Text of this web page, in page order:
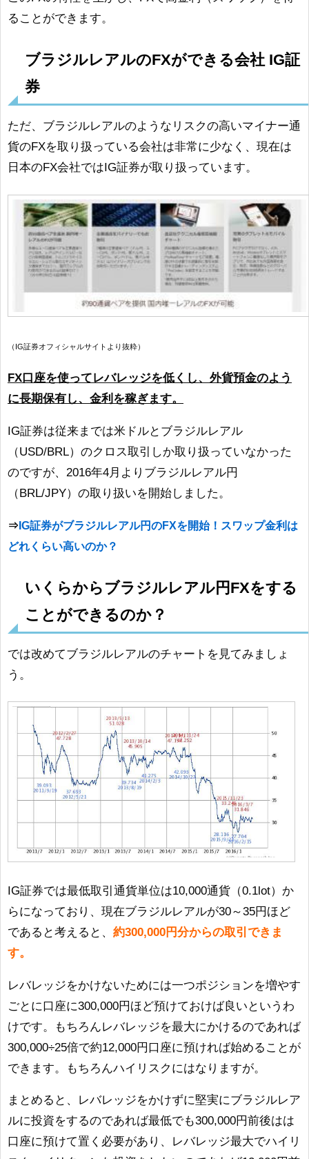
ることができます。
ブラジルレアルのFXができる会社 IG証
券
ただ、ブラジルレアルのようなリスクの高いマイナー通
貨のFXを取り扱っている会社は非常に少なく、現在は
日本のFX会社ではIG証券が取り扱っています。
（IG証券オフィシャルサイトより抜粋）
FX口座を使ってレバレッジを低くし、外貨預金のよう
に長期保有し、金利を稼ぎます。
IG証券は従来までは米ドルとブラジルレアル
（USD/BRL）のクロス取引しか取り扱っていなかった
のですが、2016年4月よりブラジルレアル円
（BRL/JPY）の取り扱いを開始しました。
⇒IG証券がブラジルレアル円のFXを開始！スワップ金利は
どれくらい高いのか？
いくらからブラジルレアル円FXをする
ことができるのか？
では改めてブラジルレアルのチャートを見てみましょ
う。
IG証券では最低取引通貨単位は10,000通貨（0.1lot）か
らになっており、現在ブラジルレアルが30～35円ほど
であると考えると、 約300,000円分からの取引できま
す。
レバレッジをかけないためには一つポジションを増やす
ごとに口座に300,000円ほど預けておけば良いというわ
けです。もちろんレバレッジを最大にかけるのであれば
300,000÷25倍で約12,000円口座に預ければ始めることが
できます。もちろんハイリスクにはなりますが。
まとめると、レバレッジをかけずに堅実にブラジルレア
ルに投資をするのであれば最低でも300,000円前後はは
口座に預けて置く必要があり、レバレッジ最大でハイリ